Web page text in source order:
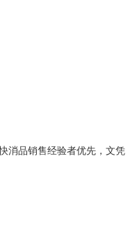
消品销售经验者优先，文凭